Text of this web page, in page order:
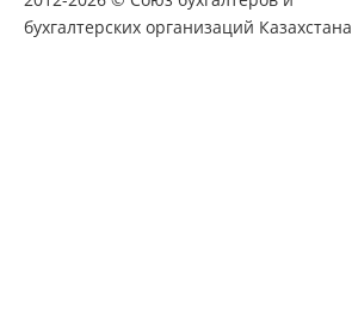
бухгалтерских организаций Казахстана